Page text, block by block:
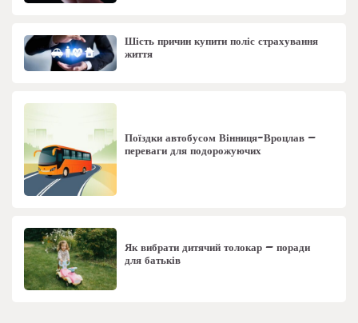
Шість причин купити поліс страхування
життя
Поїздки автобусом Вінниця-Вроцлав –
переваги для подорожуючих
Як вибрати дитячий толокар – поради
для батьків